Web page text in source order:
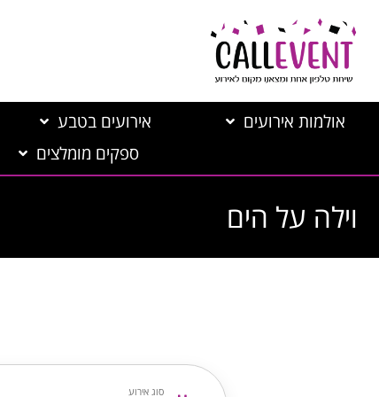
אולמות אירועים אירועים בטבע
ספקים מומלצים
וילה על הים
סוג אירוע